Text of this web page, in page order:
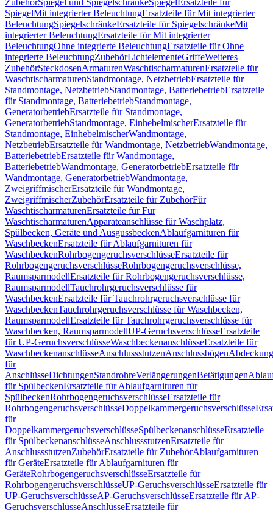
ZubehörSpiegel und SpiegelschränkeSpiegel Ersatzteile für
SpiegelMit integrierter BeleuchtungErsatzteile für Mit integrierter
BeleuchtungSpiegelschränkeErsatzteile für SpiegelschränkeMit
integrierter BeleuchtungErsatzteile für Mit integrierter
BeleuchtungOhne integrierte BeleuchtungErsatzteile für Ohne
integrierte BeleuchtungZubehörLichtelementeGriffeWeiteres
ZubehörSteckdosenArmaturenWaschtischarmaturenErsatzteile für
WaschtischarmaturenStandmontage, NetzbetriebErsatzteile für
Standmontage, NetzbetriebStandmontage, BatteriebetriebErsatzteile
für Standmontage, BatteriebetriebStandmontage,
GeneratorbetriebErsatzteile für Standmontage,
GeneratorbetriebStandmontage, EinhebelmischerErsatzteile für
Standmontage, EinhebelmischerWandmontage,
NetzbetriebErsatzteile für Wandmontage, NetzbetriebWandmontage,
BatteriebetriebErsatzteile für Wandmontage,
BatteriebetriebWandmontage, GeneratorbetriebErsatzteile für
Wandmontage, GeneratorbetriebWandmontage,
ZweigriffmischerErsatzteile für Wandmontage,
ZweigriffmischerZubehörErsatzteile für ZubehörFür
WaschtischarmaturenErsatzteile für Für
WaschtischarmaturenApparateanschlüsse für Waschplatz,
Spülbecken, Geräte und AusgussbeckenAblaufgarnituren für
WaschbeckenErsatzteile für Ablaufgarnituren für
WaschbeckenRohrbogengeruchsverschlüsseErsatzteile für
RohrbogengeruchsverschlüsseRohrbogengeruchsverschlüsse,
RaumsparmodellErsatzteile für Rohrbogengeruchsverschlüsse,
RaumsparmodellTauchrohrgeruchsverschlüsse für
WaschbeckenErsatzteile für Tauchrohrgeruchsverschlüsse für
WaschbeckenTauchrohrgeruchsverschlüsse für Waschbecken,
RaumsparmodellErsatzteile für Tauchrohrgeruchsverschlüsse für
Waschbecken, RaumsparmodellUP-GeruchsverschlüsseErsatzteile
für UP-GeruchsverschlüsseWaschbeckenanschlüsseErsatzteile für
WaschbeckenanschlüsseAnschlussstutzenAnschlussbögen
für
AnschlüsseDichtungenStandrohreVerlängerungenBetätigungen
für SpülbeckenErsatzteile für Ablaufgarnituren für
SpülbeckenRohrbogengeruchsverschlüsseErsatzteile für
RohrbogengeruchsverschlüsseDoppelkammergeruchsverschlüsse
für
DoppelkammergeruchsverschlüsseSpülbeckenanschlüsseErsatzteile
für SpülbeckenanschlüsseAnschlussstutzenErsatzteile für
AnschlussstutzenZubehörErsatzteile für ZubehörAblaufgarnituren
für GeräteErsatzteile für Ablaufgarnituren für
GeräteRohrbogengeruchsverschlüsseErsatzteile für
RohrbogengeruchsverschlüsseUP-GeruchsverschlüsseErsatzteile für
UP-GeruchsverschlüsseAP-GeruchsverschlüsseErsatzteile für AP-
GeruchsverschlüsseAnschlüsseErsatzteile für